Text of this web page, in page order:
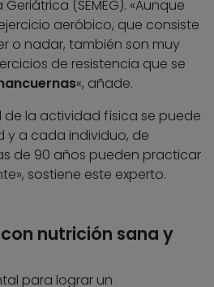
(SEMEG). «Aunque
aeróbico, que consiste
o nadar, también son muy
de resistencia que se
«, añade.
la actividad física se puede
a cada individuo, de
de 90 años pueden practicar
sostiene este experto.
nutrición sana y
para lograr un